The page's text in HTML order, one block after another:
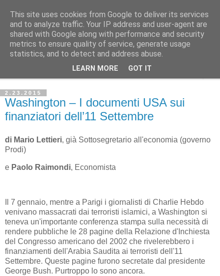
Avvenire dei Lavoratori
ECONOMIA
2.23.2015
Washington – I documenti USA sui
finanziatori dell’11 Settembre
di Mario Lettieri, già Sottosegretario all'economia (governo
Prodi)
e Paolo Raimondi, Economista
Il 7 gennaio, mentre a Parigi i giornalisti di Charlie Hebdo
venivano massacrati dai terroristi islamici, a Washington si
teneva un'importante conferenza stampa sulla necessità di
rendere pubbliche le 28 pagine della Relazione d'Inchiesta
del Congresso americano del 2002 che rivelerebbero i
finanziamenti dell'Arabia Saudita ai terroristi dell'11
Settembre. Queste pagine furono secretate dal presidente
George Bush. Purtroppo lo sono ancora.
This site uses cookies from Google to deliver its services
and to analyze traffic. Your IP address and user-agent are
shared with Google along with performance and security
metrics to ensure quality of service, generate usage
statistics, and to detect and address abuse.
LEARN MORE GOT IT